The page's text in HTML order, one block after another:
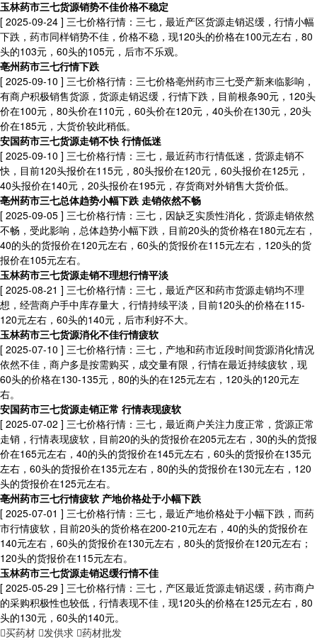
玉林药市三七货源销势不佳价格不稳定
[ 2025-09-24 ] 三七价格行情：三七，最近产区货源走销迟缓，行情小幅
下跌，药市同样销势不佳，价格不稳，现120头的价格在100元左右，80
头的103元，60头的105元，后市不乐观。
亳州药市三七行情下跌
[ 2025-09-10 ] 三七价格行情：三七价格亳州药市三七受产新来临影响，
有商户积极销售货源，货源走销迟缓，行情下跌，目前根条90元，120头
价在100元，80头价在110元，60头价在120元，40头价在130元，20头
价在185元，大货价较此稍低。
安国药市三七货源走销不快 行情低迷
[ 2025-09-10 ] 三七价格行情：三七，最近药市行情低迷，货源走销不
快，目前120头报价在115元，80头报价在120元，60头报价在125元，
40头报价在140元，20头报价在195元，存货商对外销售大货价低。
亳州药市三七总体趋势小幅下跌 走销依然不畅
[ 2025-09-05 ] 三七价格行情：三七，因缺乏实质性消化，货源走销依然
不畅，受此影响，总体趋势小幅下跌，目前20头的货价格在180元左右，
40的头的货报价在120元左右，60头的货报价在115元左右，120头的货
报价在105元左右。
玉林药市三七货源走销不理想行情平淡
[ 2025-08-21 ] 三七价格行情：三七，最近产区和药市货源走销均不理
想，经营商户手中库存量大，行情持续平淡，目前120头的价格在115-
120元左右，60头的140元，后市利好不大。
玉林药市三七货源消化不佳行情疲软
[ 2025-07-10 ] 三七价格行情：三七，产地和药市近段时间货源消化情况
依然不佳，商户多是按需购买，成交量有限，行情在最近持续疲软，现
60头的价格在130-135元，80的头的在125元左右，120头的120元左
右。
安国药市三七货源走销正常 行情表现疲软
[ 2025-07-02 ] 三七价格行情：三七，最近商户关注力度正常，货源正常
走销，行情表现疲软，目前20的头的货报价在205元左右，30的头的货报
价在165元左右，40的头的货报价在145元左右，60头的货报价在135元
左右，60头的货报价在135元左右，80的头的货报价在130元左右，120
头的货报价在125元左右。
亳州药市三七行情疲软 产地价格处于小幅下跌
[ 2025-07-01 ] 三七价格行情：三七，最近产地价格处于小幅下跌，而药
市行情疲软，目前20头的货价格在200-210元左右，40的头的货报价在
140元左右，60头的货报价在130元左右，80头的货报价在120元左右；
120头的货报价在115元左右。
玉林药市三七货源走销迟缓行情不佳
[ 2025-05-29 ] 三七价格行情：三七，产区最近货源走销迟缓，药市商户
的采购积极性也较低，行情表现不佳，现120头的价格在125元左右，80
头的130元，60头的140元。
买药材 发供求 药材批发